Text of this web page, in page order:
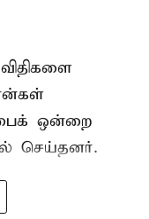
பைக் ஒன்றை
செய்தனர்.